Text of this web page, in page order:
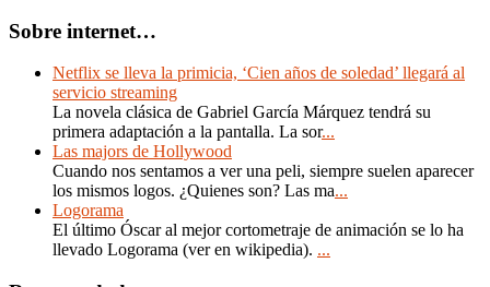
Sobre internet…
Netflix se lleva la primicia, ‘Cien años de soledad’ llegará al
servicio streaming
La novela clásica de Gabriel García Márquez tendrá su
primera adaptación a la pantalla. La sor...
Las majors de Hollywood
Cuando nos sentamos a ver una peli, siempre suelen aparecer
los mismos logos. ¿Quienes son? Las ma...
Logorama
El último Óscar al mejor cortometraje de animación se lo ha
llevado Logorama (ver en wikipedia). ...